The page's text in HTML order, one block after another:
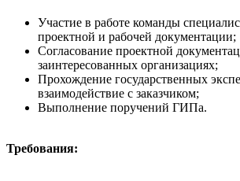
Участие в работе команды
проектной и рабочей документации;
Согласование проектной
заинтересованных организациях;
Прохождение государственных
взаимодействие с заказчиком;
Выполнение поручений ГИПа.
Требования: